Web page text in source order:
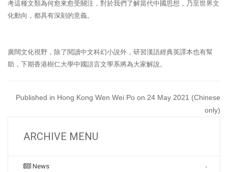
考這種文類為何愈來愈受關注，對於我們了解當代中國思想，乃至世界文
化動向，都具有深刻的意義。
廣闊文化視野，除了閱讀中文科幻小說外，研習漢語經典英譯本也有幫
助，下期香港樹仁大學中國語言文學系將為大家解說。
Published in Hong Kong Wen Wei Po on 24 May 2021 (Chinese
only)
ARCHIVE MENU
News